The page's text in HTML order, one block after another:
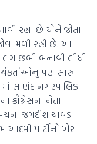
રહ્યા છે એને જોતા
મળી રહી છે. આ
છબી બનાવી લીધી
પણ સારું
સાણંદ નગરપાલિકા
કોંગ્રેસના નેતા
જગદીશ ચાવડા
પાર્ટીનો ખેસ